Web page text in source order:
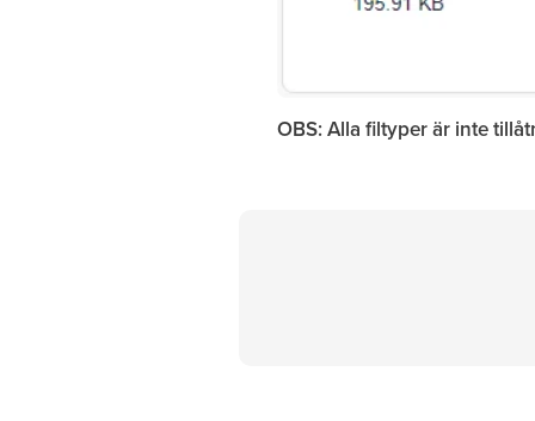
OBS: Alla filtyper är inte